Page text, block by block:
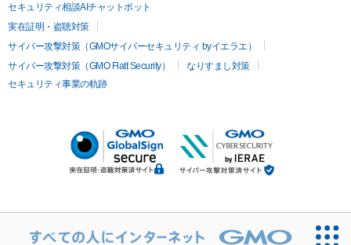
セキュリティ相談AIチャットボット
実在証明・盗聴対策
サイバー攻撃対策（GMOサイバーセキュリティ byイエラエ）
サイバー攻撃対策（GMO Flatt Security）
なりすまし対策
セキュリティ事業の軌跡